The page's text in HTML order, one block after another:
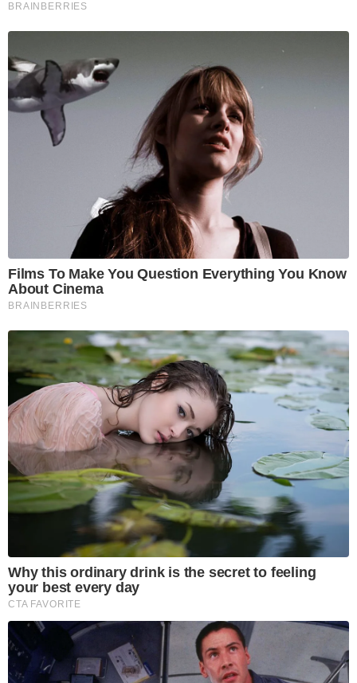
BRAINBERRIES
Films To Make You Question Everything You Know
About Cinema
BRAINBERRIES
Why this ordinary drink is the secret to feeling
your best every day
CTA FAVORITE